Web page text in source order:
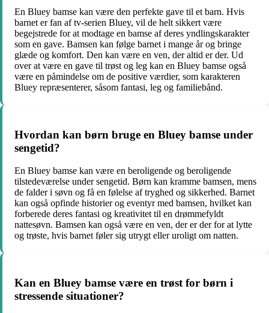
En Bluey bamse kan være den perfekte gave til et barn. Hvis
barnet er fan af tv-serien Bluey, vil de helt sikkert være
begejstrede for at modtage en bamse af deres yndlingskarakter
som en gave. Bamsen kan følge barnet i mange år og bringe
glæde og komfort. Den kan være en ven, der altid er der. Ud
over at være en gave til trøst og leg kan en Bluey bamse også
være en påmindelse om de positive værdier, som karakteren
Bluey repræsenterer, såsom fantasi, leg og familiebånd.
Hvordan kan børn bruge en Bluey bamse under
sengetid?
En Bluey bamse kan være en beroligende og beroligende
tilstedeværelse under sengetid. Børn kan kramme bamsen, mens
de falder i søvn og få en følelse af tryghed og sikkerhed. Barnet
kan også opfinde historier og eventyr med bamsen, hvilket kan
forberede deres fantasi og kreativitet til en drømmefyldt
nattesøvn. Bamsen kan også være en ven, der er der for at lytte
og trøste, hvis barnet føler sig utrygt eller uroligt om natten.
Kan en Bluey bamse være en trøst for børn i
stressende situationer?